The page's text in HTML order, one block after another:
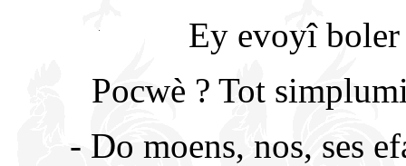
Ey evoyî
Pocwè ? Tot
- Do moens, nos, ses